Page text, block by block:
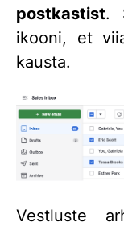
postkastist.
ikooni, et
kausta.
Vestluste